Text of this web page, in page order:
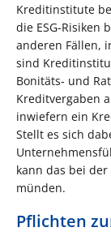
Kreditinstitute
die ESG-Risiken
anderen Fällen,
sind
Bonitäts- und
Kreditvergaben
inwiefern ein
Stellt es sich
kann das bei
münden.
Pflichten